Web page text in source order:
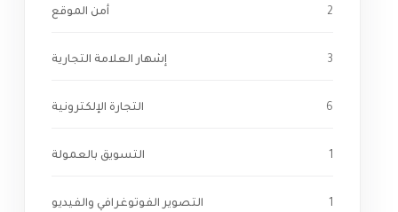
أمن الموقع 2
إشهار العلامة التجارية 3
التجارة الإلكترونية 6
التسويق بالعمولة 1
التصوير الفوتوغرافي والفيديو 1